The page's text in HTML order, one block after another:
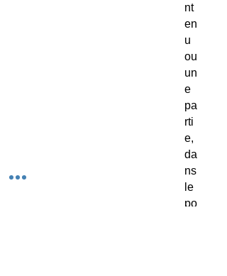
nt
en
u
ou
un
e
pa
rti
e,
da
ns
le
po